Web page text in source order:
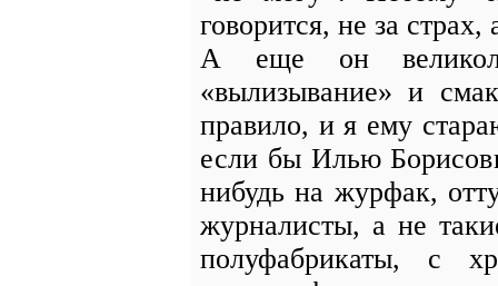
говорится, не за страх,
А еще он
«вылизывание» и
правило, и я ему
если бы Илью
нибудь на журфак,
журналисты, а не
полуфабрикаты, с